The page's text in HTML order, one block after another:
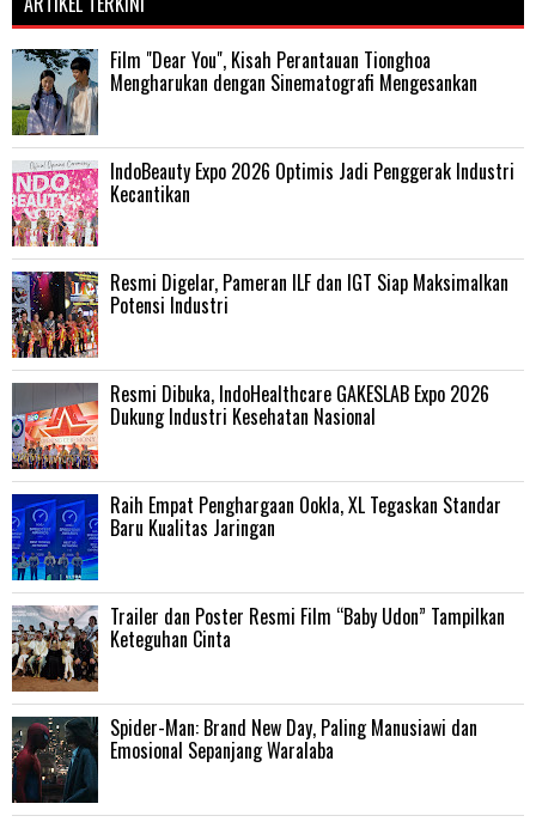
Film "Dear You", Kisah Perantauan Tionghoa
Mengharukan dengan Sinematografi Mengesankan
IndoBeauty Expo 2026 Optimis Jadi Penggerak Industri
Kecantikan
Resmi Digelar, Pameran ILF dan IGT Siap Maksimalkan
Potensi Industri
Resmi Dibuka, IndoHealthcare GAKESLAB Expo 2026
Dukung Industri Kesehatan Nasional
Raih Empat Penghargaan Ookla, XL Tegaskan Standar
Baru Kualitas Jaringan
Trailer dan Poster Resmi Film “Baby Udon” Tampilkan
Keteguhan Cinta
‎Spider-Man: Brand New Day, Paling Manusiawi dan
Emosional Sepanjang Waralaba